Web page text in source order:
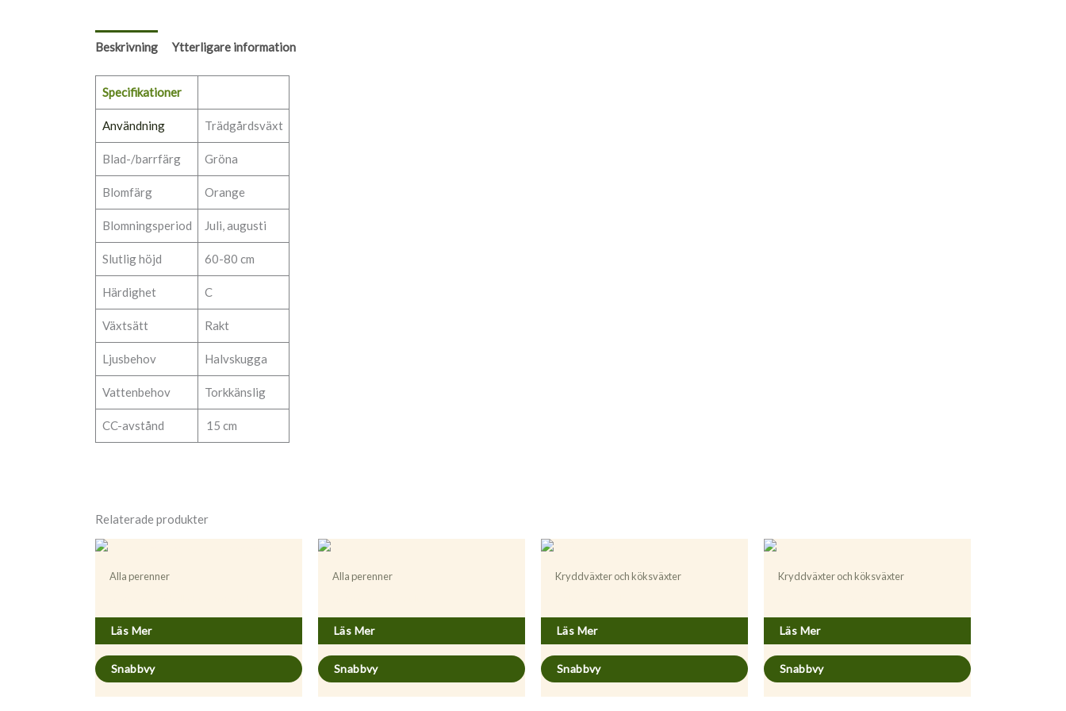
Beskrivning Ytterligare information
Specifikationer
Användning Trädgårdsväxt
Blad-/barrfärg Gröna
Blomfärg Orange
Blomningsperiod Juli, augusti
Slutlig höjd 60-80 cm
Härdighet C
Växtsätt Rakt
Ljusbehov Halvskugga
Vattenbehov Torkkänslig
CC-avstånd 15 cm
Relaterade produkter
Alla perenner
Läs Mer
Snabbvy
Alla perenner
Läs Mer
Snabbvy
Kryddväxter och köksväxter
Läs Mer
Snabbvy
Kryddväxter och köksväxter
Läs Mer
Snabbvy